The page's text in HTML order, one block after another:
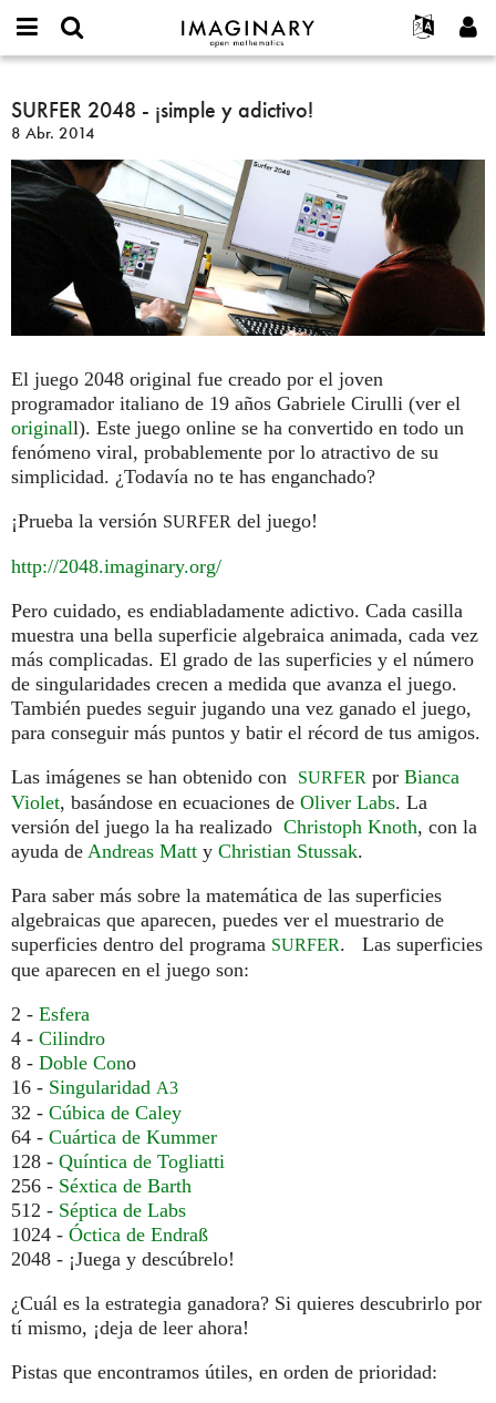
IMAGINARY
open
Français
한국어
Español
Türkçe
Programas
Interactivos
Películas
Textos
Exposiciones
Más...
Proyectos
Contacto
or
username
*
Contraseña
Crear nueva cuenta
Solicitar una nueva contraseña
Buscar
SURFER
2048
-
¡simple
y
adictivo!
SURFER 2048 - ¡simple y adictivo!
8 Abr. 2014
El juego 2048 original fue creado por el joven
programador italiano de 19 años Gabriele Cirulli (ver el
originall). Este juego online se ha convertido en todo un
fenómeno viral, probablemente por lo atractivo de su
simplicidad. ¿Todavía no te has enganchado?
¡Prueba la versión SURFER del juego!
http://2048.imaginary.org/
Pero cuidado, es endiabladamente adictivo. Cada casilla
muestra una bella superficie algebraica animada, cada vez
más complicadas. El grado de las superficies y el número
de singularidades crecen a medida que avanza el juego.
También puedes seguir jugando una vez ganado el juego,
para conseguir más puntos y batir el récord de tus amigos.
Las imágenes se han obtenido con
SURFER por Bianca
Violet, basándose en ecuaciones de Oliver Labs. La
versión del juego la ha realizado Christoph Knoth, con la
ayuda de Andreas Matt y Christian Stussak.
Para saber más sobre la matemática de las superficies
algebraicas que aparecen, puedes ver el muestrario de
superficies dentro del programa SURFER. Las superficies
que aparecen en el juego son:
2 - Esfera
4 - Cilindro
8 - Doble Cono
16 - Singularidad A3
32 - Cúbica de Caley
64 - Cuártica de Kummer
128 - Quíntica de Togliatti
256 - Séxtica de Barth
512 - Séptica de Labs
1024 - Óctica de Endraß
2048 - ¡Juega y descúbrelo!
¿Cuál es la estrategia ganadora? Si quieres descubrirlo por
tí mismo, ¡deja de leer ahora!
Pistas que encontramos útiles, en orden de prioridad: